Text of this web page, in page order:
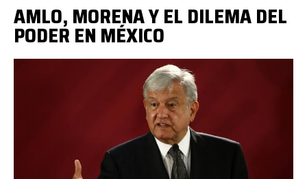
search
AMLO, MORENA Y EL DILEMA DEL
PODER EN MÉXICO